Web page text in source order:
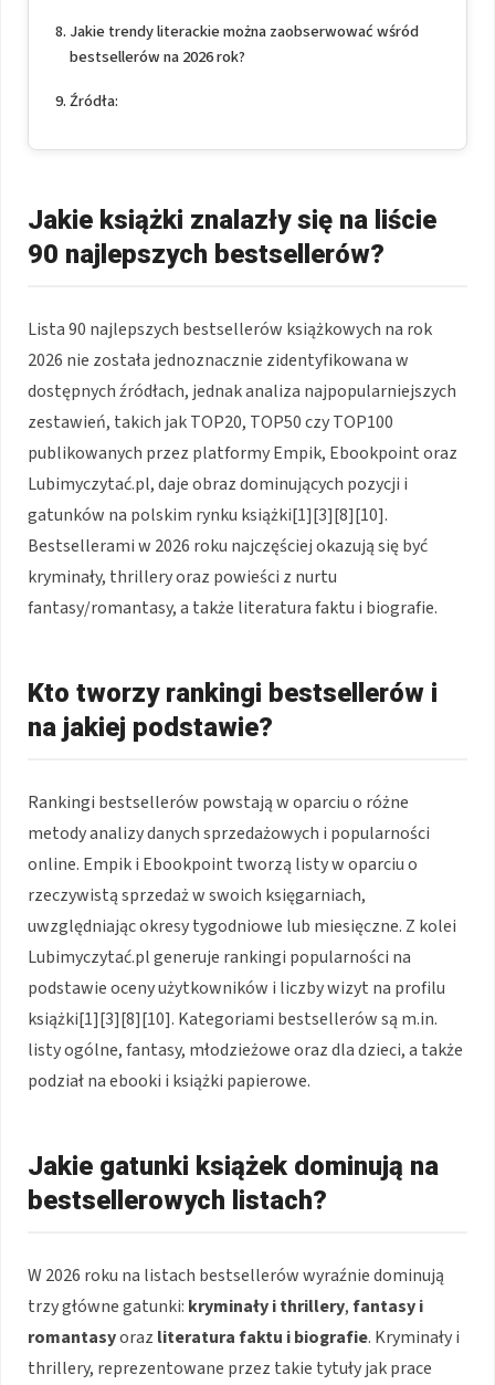
Jakie trendy literackie można zaobserwować wśród
bestsellerów na 2026 rok?
Źródła:
Jakie książki znalazły się na liście
90 najlepszych bestsellerów?
Lista 90 najlepszych bestsellerów książkowych na rok
2026 nie została jednoznacznie zidentyfikowana w
dostępnych źródłach, jednak analiza najpopularniejszych
zestawień, takich jak TOP20, TOP50 czy TOP100
publikowanych przez platformy Empik, Ebookpoint oraz
Lubimyczytać.pl, daje obraz dominujących pozycji i
gatunków na polskim rynku książki[1][3][8][10].
Bestsellerami w 2026 roku najczęściej okazują się być
kryminały, thrillery oraz powieści z nurtu
fantasy/romantasy, a także literatura faktu i biografie.
Kto tworzy rankingi bestsellerów i
na jakiej podstawie?
Rankingi bestsellerów powstają w oparciu o różne
metody analizy danych sprzedażowych i popularności
online. Empik i Ebookpoint tworzą listy w oparciu o
rzeczywistą sprzedaż w swoich księgarniach,
uwzględniając okresy tygodniowe lub miesięczne. Z kolei
Lubimyczytać.pl generuje rankingi popularności na
podstawie oceny użytkowników i liczby wizyt na profilu
książki[1][3][8][10]. Kategoriami bestsellerów są m.in.
listy ogólne, fantasy, młodzieżowe oraz dla dzieci, a także
podział na ebooki i książki papierowe.
Jakie gatunki książek dominują na
bestsellerowych listach?
W 2026 roku na listach bestsellerów wyraźnie dominują
trzy główne gatunki: kryminały i thrillery,fantasy i
romantasyoraz literatura faktu i biografie. Kryminały i
thrillery, reprezentowane przez takie tytuły jak prace